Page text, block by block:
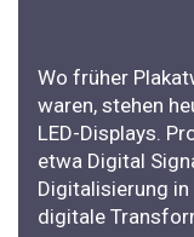
Wo früher
waren, stehen
LED-Displays.
etwa Digital
Digitalisierung
digitale